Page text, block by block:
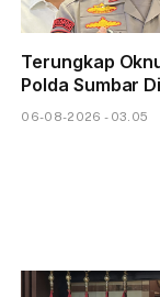
Terungkap
Polda Sumbar
06-08-2026 - 03.05